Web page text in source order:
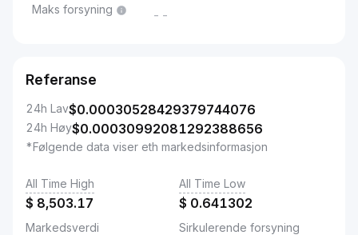
Maks forsyning --
Referanse
24h Lav$0.00030528429379744076
24h Høy$0.00030992081292388656
*Følgende data viser eth markedsinformasjon
All Time High
$ 8,503.17
All Time Low
$ 0.641302
Markedsverdi Sirkulerende forsyning